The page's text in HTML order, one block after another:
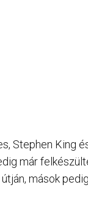
Stephen King
már
mások